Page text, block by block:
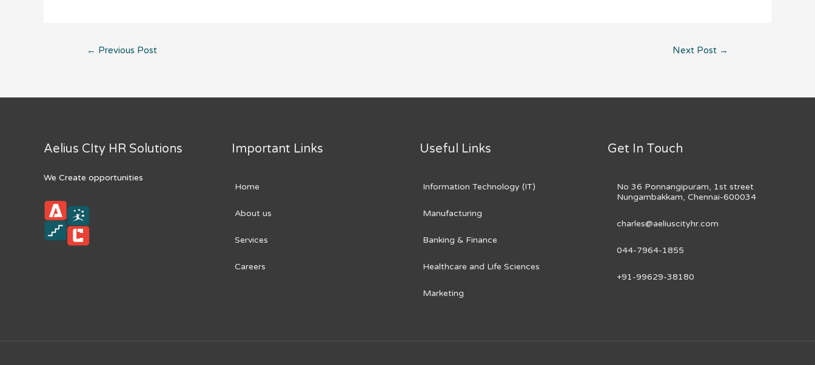
Post
← Previous Post Next Post →
Aelius CIty HR Solutions
We Create opportunities
Important Links
Home
About us
Services
Careers
Useful Links
Information Technology (IT)
Manufacturing
Banking & Finance
Healthcare and Life Sciences
Marketing
Get In Touch
No 36 Ponnangipuram, 1st street
Nungambakkam, Chennai-600034
charles@aeliuscityhr.com
044-7964-1855
+91-99629-38180